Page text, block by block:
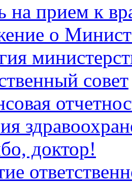
на прием к
о
совет
доктор!